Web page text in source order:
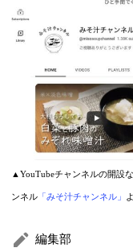
▲YouTubeチャンネルの開設
ンネル 「みそ汁チャンネル」
編集部